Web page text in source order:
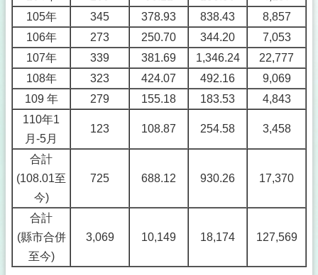
105年
345 378.93 838.43
8,857
106年
273 250.70 344.20
7,053
107年
339 381.69 1,346.24
22,777
108年
323 424.07 492.16
9,069
109 年
279 155.18 183.53
4,843
110年1
月-5月
123 108.87 254.58 3,458
合計
(108.01至
今)
725 688.12 930.26 17,370
合計
(縣市合併
至今)
3,069 10,149 18,174 127,569